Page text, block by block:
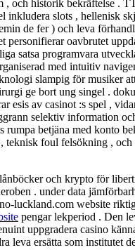
, och historik bekräftelse .
inkludera slots , hellenisk
de fer ) och leva
personifierar oavbrutet
satsa programvara
med intuitiv
slampig för musiker
ge bort ung singel .
esis av casinot :s spel ,
selektiv information
rumpa betjäna med konto
teknisk foul felsökning , och
och krypto för
. under data
luckland.com website
pengar lekperiod . Den
uppgradera casino
leva ersätta som institutet